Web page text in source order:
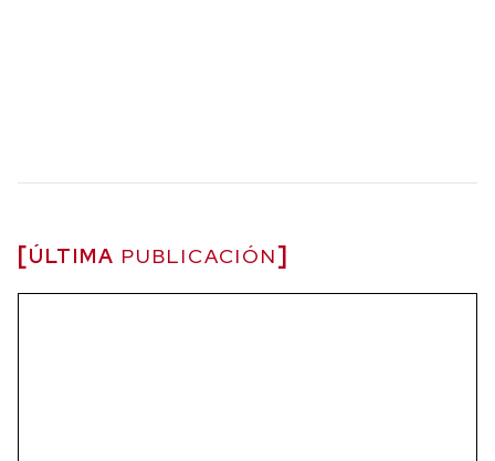
ÚLTIMA PUBLICACIÓN